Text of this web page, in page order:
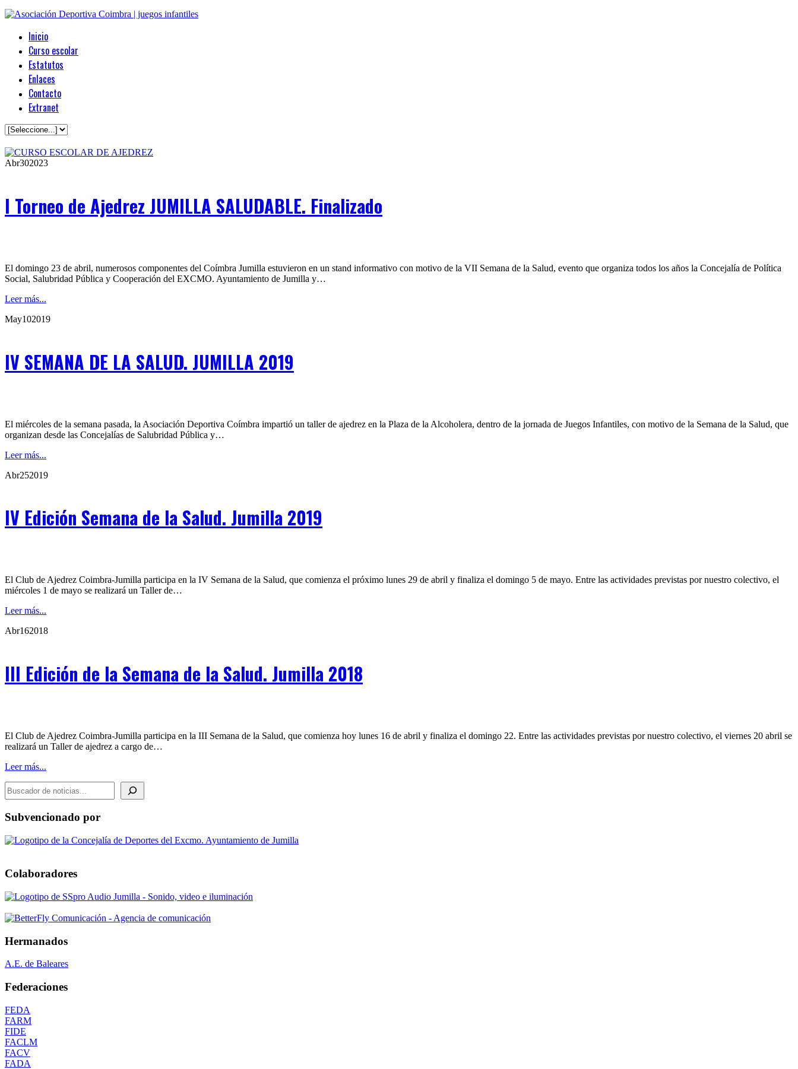
Inicio
Curso escolar
Estatutos
Enlaces
Contacto
Extranet
Abr302023
I Torneo de Ajedrez JUMILLA SALUDABLE. Finalizado
El domingo 23 de abril, numerosos componentes del Coímbra Jumilla estuvieron en un stand informativo con motivo de la VII Semana de la Salud, evento que organiza todos los años la Concejalía de Política
Social, Salubridad Pública y Cooperación del EXCMO. Ayuntamiento de Jumilla y…
Leer más...
May102019
IV SEMANA DE LA SALUD. JUMILLA 2019
El miércoles de la semana pasada, la Asociación Deportiva Coímbra impartió un taller de ajedrez en la Plaza de la Alcoholera, dentro de la jornada de Juegos Infantiles, con motivo de la Semana de la Salud, que
organizan desde las Concejalías de Salubridad Pública y…
Leer más...
Abr252019
IV Edición Semana de la Salud. Jumilla 2019
El Club de Ajedrez Coimbra-Jumilla participa en la IV Semana de la Salud, que comienza el próximo lunes 29 de abril y finaliza el domingo 5 de mayo. Entre las actividades previstas por nuestro colectivo, el
miércoles 1 de mayo se realizará un Taller de…
Leer más...
Abr162018
III Edición de la Semana de la Salud. Jumilla 2018
El Club de Ajedrez Coimbra-Jumilla participa en la III Semana de la Salud, que comienza hoy lunes 16 de abril y finaliza el domingo 22. Entre las actividades previstas por nuestro colectivo, el viernes 20 abril se
realizará un Taller de ajedrez a cargo de…
Leer más...
BUSCADOR DE NOTICIAS
Subvencionado por
Colaboradores
Hermanados
A.E. de Baleares
Federaciones
FEDA
FARM
FIDE
FACLM
FACV
FADA